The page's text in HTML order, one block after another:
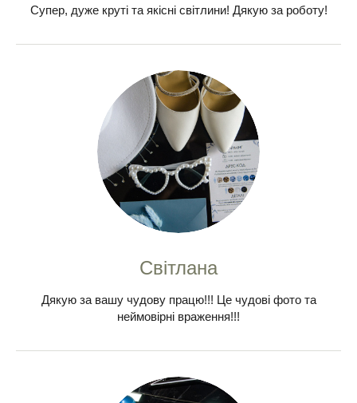
Супер, дуже круті та якісні світлини! Дякую за роботу!
Світлана
Дякую за вашу чудову працю!!! Це чудові фото та
неймовірні враження!!!